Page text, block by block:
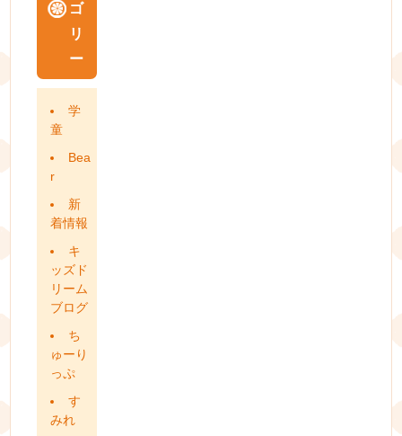
ゴ
リ
ー
学
童
Bea
r
新
着情報
キ
ッズド
リーム
ブログ
ち
ゅーり
っぷ
す
みれ